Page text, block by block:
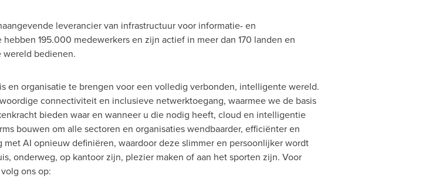
leverancier van infrastructuur voor informatie- en
195.000 medewerkers en zijn actief in meer dan 170 landen en
wereld bedienen.
en organisatie te brengen voor een volledig verbonden, intelligente wereld.
connectiviteit en inclusieve netwerktoegang, waarmee we de basis
bieden waar en wanneer u die nodig heeft, cloud en intelligentie
bouwen om alle sectoren en organisaties wendbaarder, efficiënter en
AI opnieuw definiëren, waardoor deze slimmer en persoonlijker wordt
onderweg, op kantoor zijn, plezier maken of aan het sporten zijn. Voor
ons op: